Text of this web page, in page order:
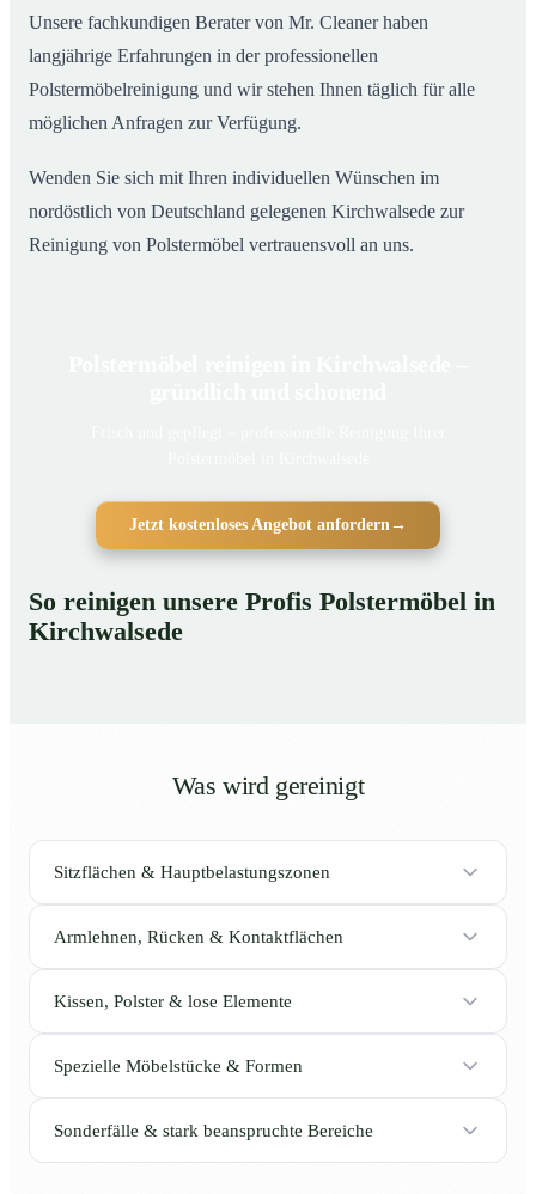
Unsere fachkundigen Berater von Mr. Cleaner haben
langjährige Erfahrungen in der professionellen
Polstermöbelreinigung und wir stehen Ihnen täglich für alle
möglichen Anfragen zur Verfügung.
Wenden Sie sich mit Ihren individuellen Wünschen im
nordöstlich von Deutschland gelegenen Kirchwalsede zur
Reinigung von Polstermöbel vertrauensvoll an uns.
Jetzt kostenloses Angebot anfordern→
So reinigen unsere Profis Polstermöbel in
Kirchwalsede
Was wird gereinigt
Sitzflächen & Hauptbelastungszonen
Armlehnen, Rücken & Kontaktflächen
Kissen, Polster & lose Elemente
Spezielle Möbelstücke & Formen
Sonderfälle & stark beanspruchte Bereiche